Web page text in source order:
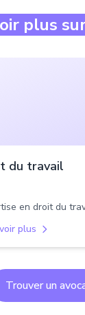
plus
du travail
en droit du
plus
Trouver un